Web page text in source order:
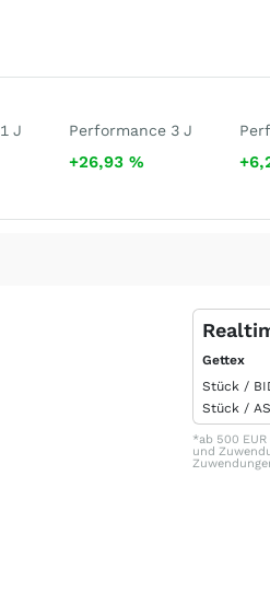
J Performance 3 J
+26,93%
Gettex
Stück /
Stück /
*ab 500
und